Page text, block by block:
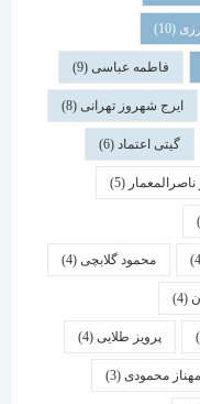
عباسی(9)
تهرانی(8)
اعتماد(6)
(5)
محمود گلابچی(4)
طلایی(4)
(3)